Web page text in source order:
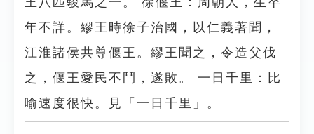
年不詳。繆王時徐子治國，以仁義著聞，
江淮諸侯共尊偃王。繆王聞之，令造父伐
之，偃王愛民不鬥，遂敗。 一日千里：比
喻速度很快。見「一日千里」。